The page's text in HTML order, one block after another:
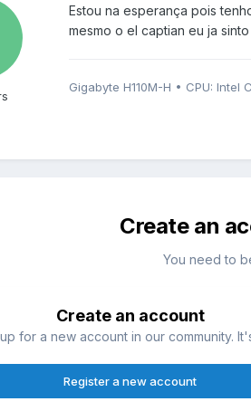
Estou na esperança pois
mesmo o el captian eu ja
Gigabyte H110M-H • CPU: Intel
Create an
You need to
Create an account
for a new account in our community.
Register a new account